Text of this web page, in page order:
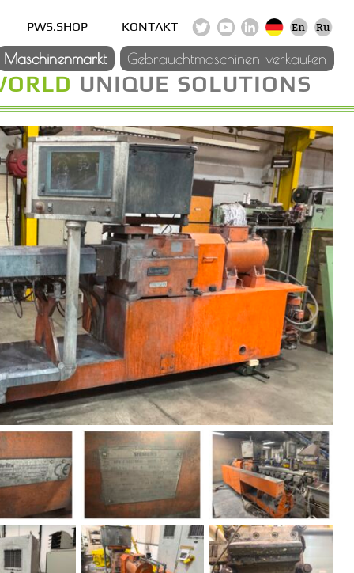
PWS.SHOP KONTAKT
Maschinenmarkt Gebrauchtmaschinen verkaufen
UNIQUE SOLUTIONS